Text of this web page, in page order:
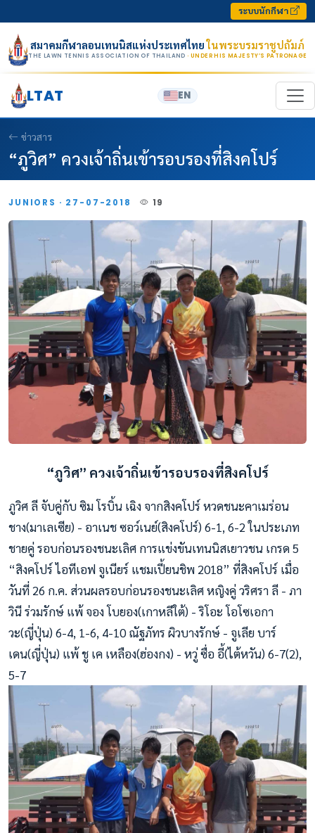
ระบบนักกีฬา
สมาคมกีฬาลอนเทนนิสแห่งประเทศไทยในพระบรมราชูปถัมภ์
THE LAWN TENNIS ASSOCIATION OF THAILAND · UNDER HIS MAJESTY’S PATRONAGE
LTAT EN
ข่าวสาร
“ภูวิศ” ควงเจ้าถิ่นเข้ารอบรองที่สิงคโปร์
JUNIORS · 27-07-2018 19
“ภูวิศ” ควงเจ้าถิ่นเข้ารอบรองที่สิงคโปร์
ภูวิศ ลี จับคู่กับ ซิม โรบิ้น เฉิง จากสิงคโปร์ หวดชนะคาเมร่อน
ชาง(มาเลเซีย) - อาเนช ซอว์เนย์(สิงคโปร์) 6-1, 6-2 ในประเภท
ชายคู่ รอบก่อนรองชนะเลิศ การแข่งขันเทนนิสเยาวชน เกรด 5
“สิงคโปร์ ไอทีเอฟ จูเนียร์ แชมเปี้ยนชิพ 2018” ที่สิงคโปร์ เมื่อ
วันที่ 26 ก.ค. ส่วนผลรอบก่อนรองชนะเลิศ หญิงคู่ วริศรา ลี - ภา
วินี ร่วมรักษ์ แพ้ จอง โบยอง(เกาหลีใต้) - ริโอะ โอโซเอกา
วะ(ญี่ปุ่น) 6-4, 1-6, 4-10 ณัฐภัทร ผิวบางรักษ์ - จูเลีย บาร์
เดน(ญี่ปุ่น) แพ้ ชู เค เหลือง(ฮ่องกง) - หวู่ ซื่อ อี้(ไต้หวัน) 6-7(2),
5-7